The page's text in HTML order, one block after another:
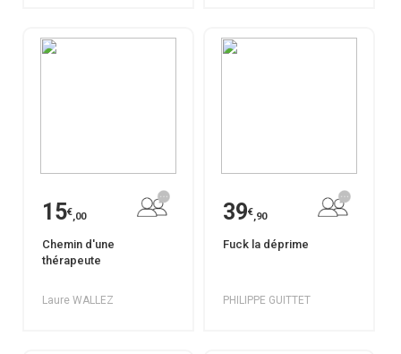
15€,00
Chemin d'une
thérapeute
Laure WALLEZ
39€,90
Fuck la déprime
PHILIPPE GUITTET